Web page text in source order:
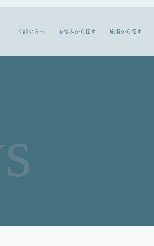
初診の方へ お悩みから探す 施術から探す